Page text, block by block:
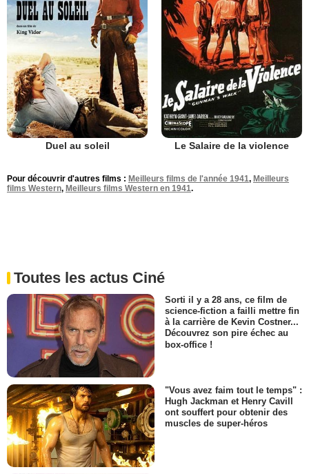
Duel au soleil Le Salaire de la violence
Pour découvrir d'autres films : Meilleurs films de l'année 1941, Meilleurs
films Western, Meilleurs films Western en 1941.
Toutes les actus Ciné
Sorti il y a 28 ans, ce film de
science-fiction a failli mettre fin
à la carrière de Kevin Costner...
Découvrez son pire échec au
box-office !
"Vous avez faim tout le temps" :
Hugh Jackman et Henry Cavill
ont souffert pour obtenir des
muscles de super-héros